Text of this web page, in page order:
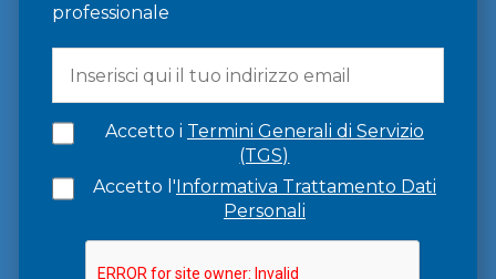
professionale
Accetto i Termini Generali di Servizio
(TGS)
Accetto l'Informativa Trattamento Dati
Personali